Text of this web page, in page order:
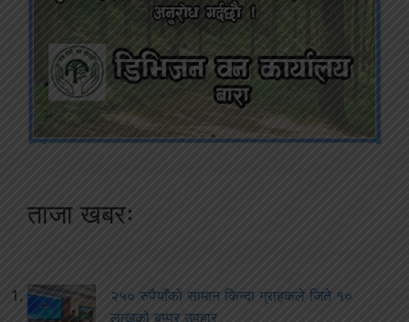
ताजा खबरः
२५० रुपैयाँको सामान किन्दा ग्राहकले जिते १०
लाखको बम्पर उपहार